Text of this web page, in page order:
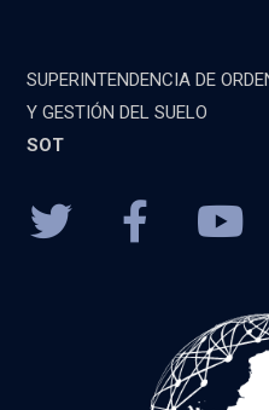
SUPERINTENDENCIA DE
Y GESTIÓN DEL SUELO
SOT